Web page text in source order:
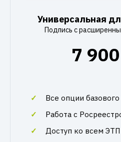
Универсальная
Подпись с
7 900
Все опции
Работа с
Доступ ко всем